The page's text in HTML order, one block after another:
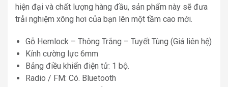
hiện đại và chất lượng hàng đầu, sản phẩm này sẽ đưa
trải nghiệm xông hơi của bạn lên một tầm cao mới.
Gỗ Hemlock – Thông Trắng – Tuyết Tùng (Giá liên hệ)
Kính cường lực 6mm
Bảng điều khiển điện tử: 1 bộ.
Radio / FM: Có. Bluetooth